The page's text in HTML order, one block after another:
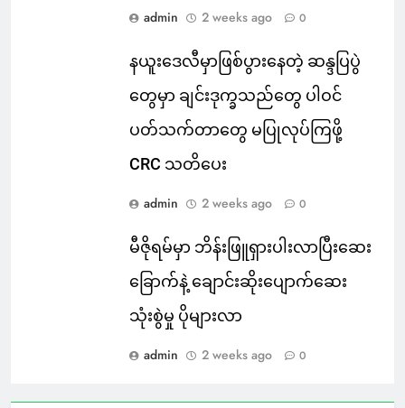
admin 2 weeks ago 0
နယူးဒေလီမှာဖြစ်ပွားနေတဲ့ ဆန္ဒပြပွဲ
တွေမှာ ချင်းဒုက္ခသည်တွေ ပါဝင်
ပတ်သက်တာတွေ မပြုလုပ်ကြဖို့
CRC သတိပေး
admin 2 weeks ago 0
မီဇိုရမ်မှာ ဘိန်းဖြူရှားပါးလာပြီးဆေး
ခြောက်နဲ့ ချောင်းဆိုးပျောက်ဆေး
သုံးစွဲမှု ပိုများလာ
admin 2 weeks ago 0